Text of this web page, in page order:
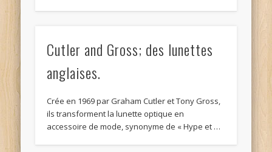
Cutler and Gross; des lunettes
anglaises.
Crée en 1969 par Graham Cutler et Tony Gross,
ils transforment la lunette optique en
accessoire de mode, synonyme de « Hype et …